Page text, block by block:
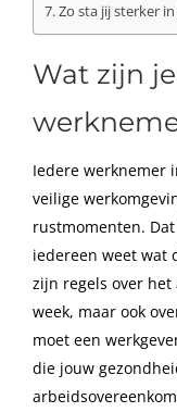
Zo sta jij sterker
Wat zijn
Iedere werknemer
veilige
rustmomenten.
iedereen weet wat
zijn regels over
week, maar ook
moet een
die jouw